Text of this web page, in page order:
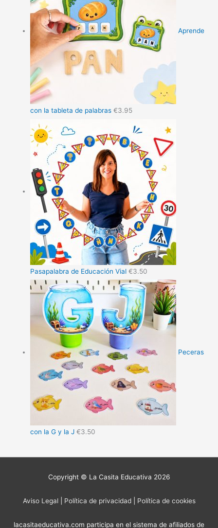
Aprende
con la tableta de palabras €3.95
Pasapalabra de Educación Vial €3.50
Peceras
con la G y la J €3.50
Copyright © La Casita Educativa 2026
Aviso Legal| Política de privacidad| Política de cookies
lacasitaeducativa.com participa en el sistema de afiliados de